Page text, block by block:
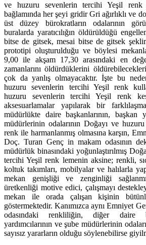
ve huzuru sevenlerin tercihi Yeşil renk
bağlamında her şeyi gridir Gri ağırlıklı ve
üst düzey bürokratların odalarının
buralarda yaratıcılığın öldürüldüğü
bitse de gitsek, mesai bitse de gitsek
prototipi oluşturulduğu ve böylesi
9,00 ile akşam 17,30 arasındaki en
zamanlarını öldürdüklerini
çok da yanlış olmayacaktır. İşte bu
huzuru sevenlerin tercihi Yeşil renk
huzuru sevenlerin tercihi Yeşil renk
aksesuarlamalar yapılarak bir
müdürlükte daire başkanlarının, başkan
müdürlerinin odalarının Doğayı ve
renk ile harmanlanmış olmasına karşın,
Doç. Turan Genç in makam odasının
müdürlük binasındaki yoğunlaştırılmış
tercihi Yeşil renk lemenin aksine; renkli,
koltuk takımları, mobilyalar ve halılarla
mekan genişliği ve zenginliği
üretkenliği motive edici, çalışmayı
mekan ile orada çalışan kişinin
göstermektedir. Kanımızca aynı Emniyet
odasındaki renkliliğin, diğer daire
yardımcılarının ve şube müdürlerinin
sayısız yararların olduğu söylenebilirse